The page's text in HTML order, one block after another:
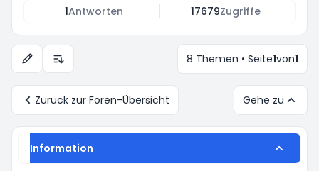
1Antworten 17679Zugriffe
Anzeige- und Sortierungs-Einstellungen
8 Themen • Seite1von1
Zurück zur Foren-Übersicht Gehe zu
Information